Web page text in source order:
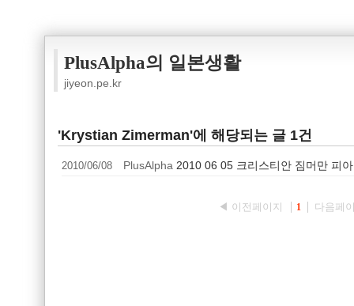
PlusAlpha의 일본생활
jiyeon.pe.kr
'Krystian Zimerman'에 해당되는 글 1건
2010/06/08 PlusAlpha 2010 06 05 크리스티안 짐머만 피
◀ 이전페이지 1 다음페